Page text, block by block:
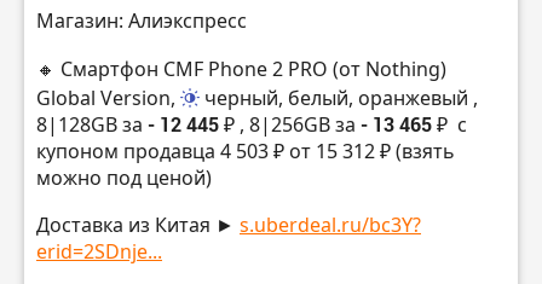
Магазин: Алиэкспресс
🔸 Смартфон CMF Phone 2 PRO (от Nothing)
Global Version,
черный, белый, оранжевый ,
8|128GB за - 12 445 ₽ , 8|256GB за - 13 465 ₽ с
купоном продавца 4 503 ₽ от 15 312 ₽ (взять
можно под ценой)
Доставка из Китая ► s.uberdeal.ru/bc3Y?
erid=2SDnje...